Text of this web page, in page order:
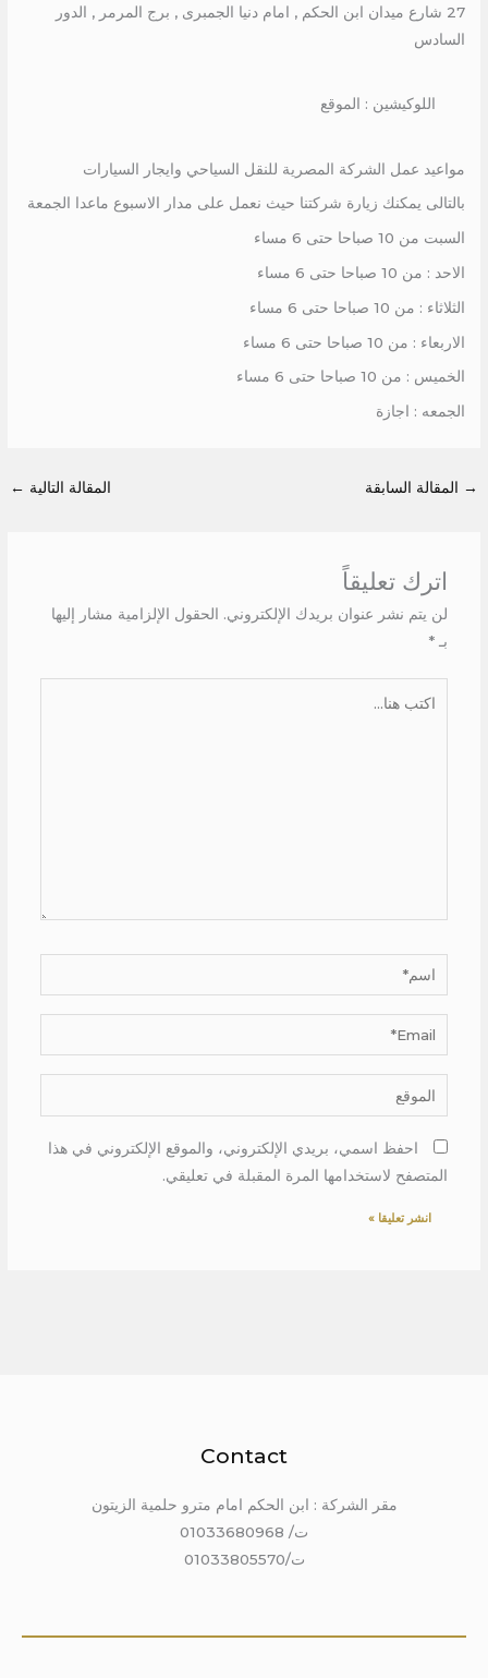
27 شارع ميدان ابن الحكم , امام دنيا الجمبرى , برج المرمر , الدور
السادس
اللوكيشين : الموقع
مواعيد عمل الشركة المصرية للنقل السياحي وايجار السيارات
بالتالى يمكنك زيارة شركتنا حيث نعمل على مدار الاسبوع ماعدا الجمعة
السبت من 10 صباحا حتى 6 مساء
الاحد : من 10 صباحا حتى 6 مساء
الثلاثاء : من 10 صباحا حتى 6 مساء
الاربعاء : من 10 صباحا حتى 6 مساء
الخميس : من 10 صباحا حتى 6 مساء
الجمعه : اجازة
→ المقالة السابقة المقالة التالية ←
اترك تعليقاً
لن يتم نشر عنوان بريدك الإلكتروني. الحقول الإلزامية مشار إليها
بـ *
اسم*
Email*
الموقع
احفظ اسمي، بريدي الإلكتروني، والموقع الإلكتروني في هذا
المتصفح لاستخدامها المرة المقبلة في تعليقي.
Contact
مقر الشركة : ابن الحكم امام مترو حلمية الزيتون
ت/ 01033680968
ت/01033805570